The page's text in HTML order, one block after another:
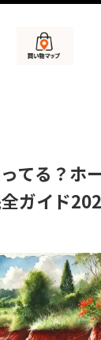
てる？ホ
ガイド